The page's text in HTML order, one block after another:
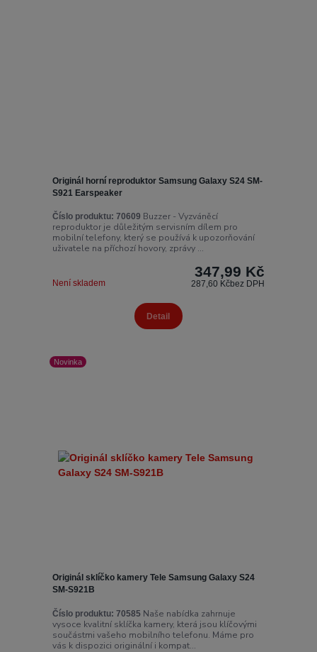
Originál horní reproduktor Samsung Galaxy S24 SM-
S921 Earspeaker
Číslo produktu: 70609 Buzzer - Vyzváněcí
reproduktor je důležitým servisním dílem pro
mobilní telefony, který se používá k upozorňování
uživatele na příchozí hovory, zprávy ...
347,99 Kč
287,60 Kčbez DPH
Není skladem
Detail
Novinka
Originál sklíčko kamery Tele Samsung Galaxy S24
SM-S921B
Číslo produktu: 70585 Naše nabídka zahrnuje
vysoce kvalitní sklíčka kamery, která jsou klíčovými
součástmi vašeho mobilního telefonu. Máme pro
vás k dispozici originální i kompat...